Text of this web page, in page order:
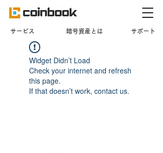
​サービス 暗号資産とは サポート
Widget Didn’t Load
Check your internet and refresh
this page.
If that doesn’t work, contact us.